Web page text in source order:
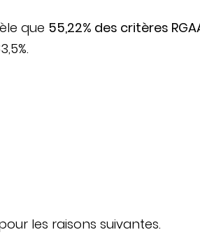
que 55,22% des critères
les raisons suivantes.